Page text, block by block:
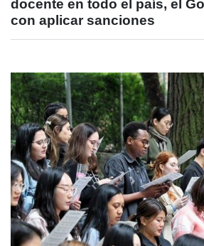
docente en todo el país, el
con aplicar sanciones